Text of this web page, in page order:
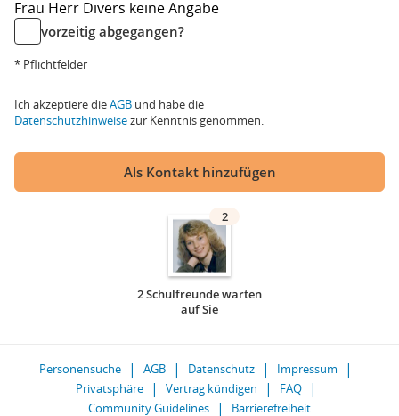
Frau Herr Divers keine Angabe
vorzeitig abgegangen?
* Pflichtfelder
Ich akzeptiere dieAGB und habe die
Datenschutzhinweisezur Kenntnis genommen.
Als Kontakt hinzufügen
2
2 Schulfreunde warten
auf Sie
Personensuche AGB Datenschutz
Impressum
Privatsphäre
Vertrag kündigen
FAQ
Community Guidelines
Barrierefreiheit